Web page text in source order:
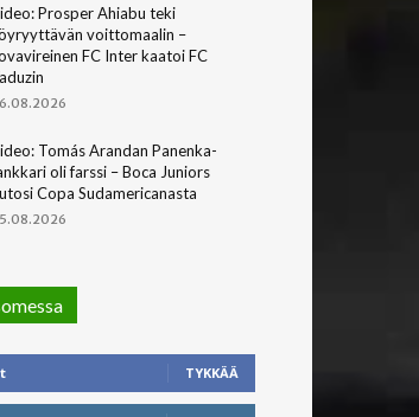
Prosper Ahiabu teki
voittomaalin –
FC Inter kaatoi FC
Tomás Arandan Panenka-
oli farssi – Boca Juniors
Copa Sudamericanasta
TYKKÄÄ